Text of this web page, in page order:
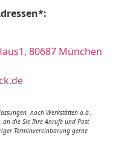
80687 München
noch Werkstätten o.ä.,
an die Sie Ihre Anrufe und Post
Terminvereinbarung gerne